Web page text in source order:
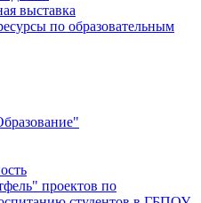
выставка
по образовательным
проектов по